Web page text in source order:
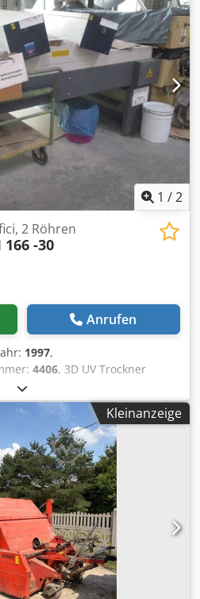
1 /2
2 Röhren
166 -30
Anrufen
1997,
4406, 3D UV Trockner
den Bildern ist die Maschine
sehen. - Hersteller Superfici -
Baujahr 1997 - Arbeitsbreite
von oben 2 Stk. - Röhren
für Quecksilber Röhren -
- Röhrenleistung 80 W/cm -
- Vorschub regelbar über
am Lager - Volt,Hz 400
Cjdjzf N Edopfx Amyorf
Kleinanzeige